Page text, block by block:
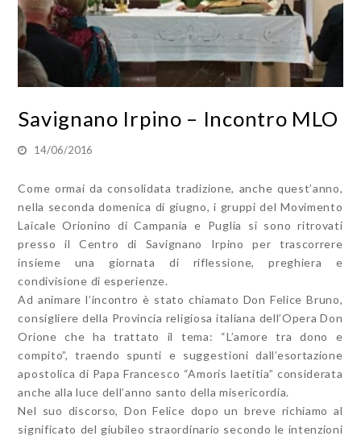
Savignano Irpino – Incontro MLO
14/06/2016
Come ormai da consolidata tradizione, anche quest’anno,
nella seconda domenica di giugno, i gruppi del Movimento
Laicale Orionino di Campania e Puglia si sono ritrovati
presso il Centro di Savignano Irpino per trascorrere
insieme una giornata di riflessione, preghiera e
condivisione di esperienze.
Ad animare l’incontro è stato chiamato Don Felice Bruno,
consigliere della Provincia religiosa italiana dell’Opera Don
Orione che ha trattato il tema: “L’amore tra dono e
compito”, traendo spunti e suggestioni dall’esortazione
apostolica di Papa Francesco “Amoris laetitia” considerata
anche alla luce dell’anno santo della misericordia.
Nel suo discorso, Don Felice dopo un breve richiamo al
significato del giubileo straordinario secondo le intenzioni